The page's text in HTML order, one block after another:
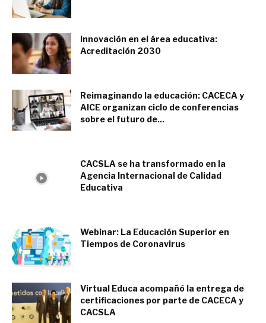
Innovación en el área educativa:
Acreditación 2030
Reimaginando la educación: CACECA y
AICE organizan ciclo de conferencias
sobre el futuro de...
CACSLA se ha transformado en la
Agencia Internacional de Calidad
Educativa
Webinar: La Educación Superior en
Tiempos de Coronavirus
Virtual Educa acompañó la entrega de
certificaciones por parte de CACECA y
CACSLA